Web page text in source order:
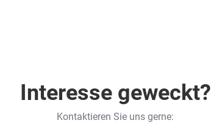
Interesse geweckt?
Kontaktieren Sie uns gerne: